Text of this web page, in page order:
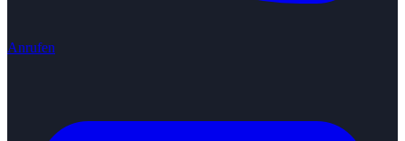
Anrufen